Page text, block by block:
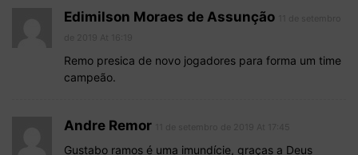
Edimilson Moraes de Assunção
Remo presica de novo jogadores para forma um time
campeão.
Andre Remor
Gustabo ramos é uma imundície, graças a Deus